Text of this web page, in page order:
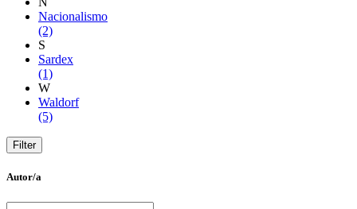
Nacionalismo
(2)
S
Sardex
(1)
W
Waldorf
(5)
Autor/a